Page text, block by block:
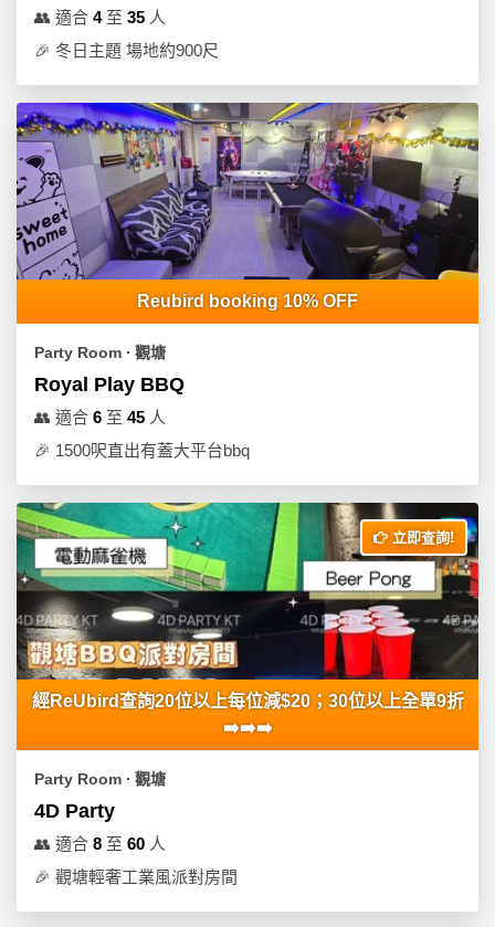
👥 適合 4至 35 人
🎉 冬日主題 場地約900尺
Reubird booking 10% OFF
Party Room ∙ 觀塘
Royal Play BBQ
👥 適合 6 至 45 人
🎉 1500呎直出有蓋大平台bbq
立即查詢!
經ReUbird查詢20位以上每位減$20；30位以上全單9折
➡️➡️➡️
Party Room ∙ 觀塘
4D Party
👥 適合 8 至 60 人
🎉 觀塘輕奢工業風派對房間